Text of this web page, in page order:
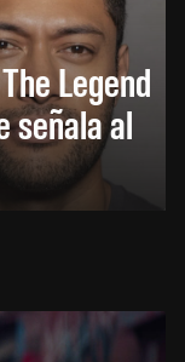
Legend
señala al